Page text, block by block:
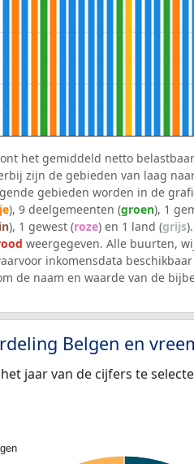
het gemiddeld netto
zijn de gebieden van laag
gebieden worden in de
), 9 deelgemeenten (groen), 1
), 1 gewest (roze) en 1 land (grijs
weergegeven. Alle buurten,
inkomensdata
de naam en waarde van de
Belgen en
jaar van de cijfers te